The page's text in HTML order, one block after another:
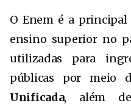
O Enem é a
ensino superior no
utilizadas para
públicas por meio
Unificada, além